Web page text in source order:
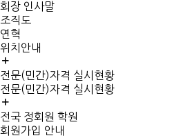
회장 인사말
조직도
연혁
위치안내
전문(민간)자격 실시현황
전문(민간)자격 실시현황
전국 정회원 학원
회원가입 안내